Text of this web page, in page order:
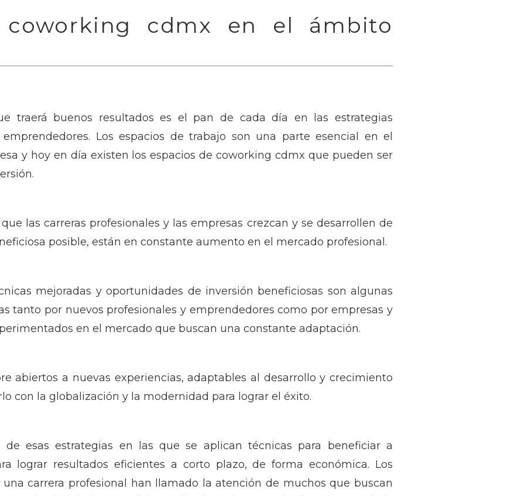
cdmx en el ámbito
traerá buenos resultados es el pan de cada día en las estrategias
Los espacios de trabajo son una parte esencial en el
y hoy en día existen los espacios de coworking cdmx que pueden ser
las carreras profesionales y las empresas crezcan y se desarrollen de
posible, están en constante aumento en el mercado profesional.
mejoradas y oportunidades de inversión beneficiosas son algunas
tanto por nuevos profesionales y emprendedores como por empresas y
en el mercado que buscan una constante adaptación.
abiertos a nuevas experiencias, adaptables al desarrollo y crecimiento
con la globalización y la modernidad para lograr el éxito.
esas estrategias en las que se aplican técnicas para beneficiar a
lograr resultados eficientes a corto plazo, de forma económica. Los
una carrera profesional han llamado la atención de muchos que buscan